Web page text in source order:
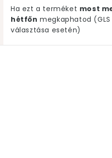
Ha ezt a terméket most
hétfőn megkaphatod
választása esetén)